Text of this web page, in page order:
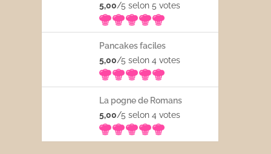
5,00/5 selon 5 votes
Pancakes faciles
5,00/5 selon 4 votes
La pogne de Romans
5,00/5 selon 4 votes